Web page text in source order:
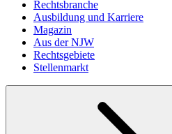
Rechtsbranche
Ausbildung und Karriere
Magazin
Aus der NJW
Rechtsgebiete
Stellenmarkt